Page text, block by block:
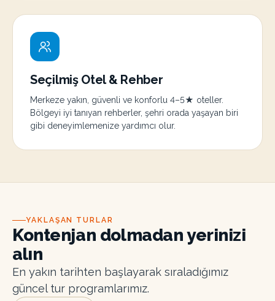
Seçilmiş Otel & Rehber
Merkeze yakın, güvenli ve konforlu 4–5★ oteller.
Bölgeyi iyi tanıyan rehberler, şehri orada yaşayan biri
gibi deneyimlemenize yardımcı olur.
YAKLAŞAN TURLAR
Kontenjan dolmadan yerinizi
alın
En yakın tarihten başlayarak sıraladığımız
güncel tur programlarımız.